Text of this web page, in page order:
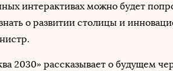
интерактивах можно будет
о развитии столицы и
2030» рассказывает о будущем